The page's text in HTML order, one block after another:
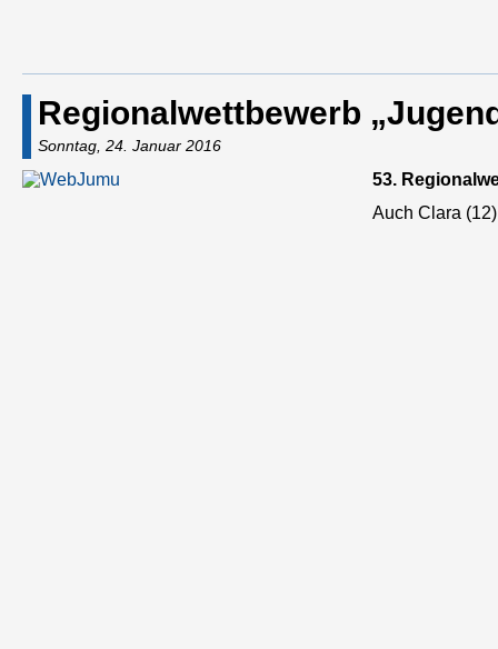
Regionalwettbewerb
Sonntag, 24. Januar 2016
53.
Auch Clara